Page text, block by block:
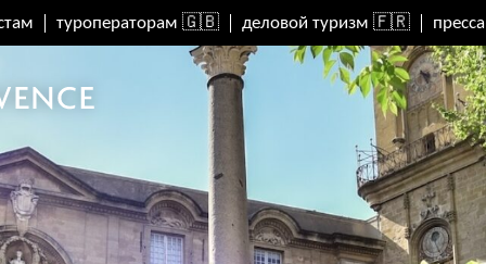
туроператорам 🇬🇧 деловой туризм 🇫🇷